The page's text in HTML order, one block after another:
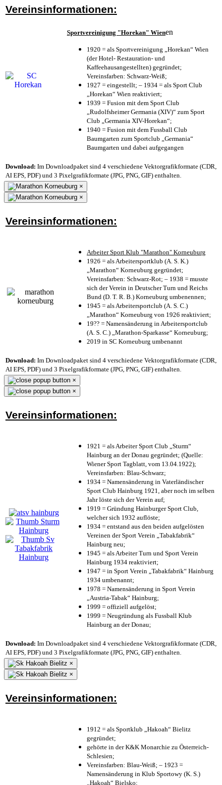
Vereinsinformationen:
Sportvereinigung "Horekan" Wienen
1920 = als Sportvereinigung „Horekan“ Wien
(der Hotel- Restauration- und
Kaffeehausangestellten) gegründet;
Vereinsfarben: Schwarz-Weiß;
1927 = eingestellt; – 1934 = als Sport Club
„Horekan“ Wien reaktiviert;
1939 = Fusion mit dem Sport Club
„Rudolfsheimer Germania (XIV)“ zum Sport
Club „Germania XIV-Horekan“;
1940 = Fusion mit dem Fussball Club
Baumgarten zum Sportclub „Germania“
Baumgarten und dabei aufgegangen
Download: Im Downloadpaket sind 4 verschiedene Vektorgrafikformate (CDR,
AI EPS, PDF) und 3 Pixelgrafikformate (JPG, PNG, GIF) enthalten.
×
×
Vereinsinformationen:
Arbeiter Sport Klub "Marathon" Korneuburg
1926 = als Arbeitersportklub (A. S. K.)
„Marathon“ Korneuburg gegründet;
Vereinsfarben: Schwarz-Rot; – 1938 = musste
sich der Verein in Deutscher Turn und Reichs
Bund (D. T. R. B.) Korneuburg umbenennen;
1945 = als Arbeitersportclub (A. S. C.)
„Marathon“ Korneuburg von 1926 reaktiviert;
19?? = Namensänderung in Arbeitersportclub
(A. S. C.) „Marathon-Sparkasse“ Korneuburg;
2019 in SC Korneuburg umbenannt
Download: Im Downloadpaket sind 4 verschiedene Vektorgrafikformate (CDR,
AI EPS, PDF) und 3 Pixelgrafikformate (JPG, PNG, GIF) enthalten.
×
×
Vereinsinformationen:
1921 = als Arbeiter Sport Club „Sturm“
Hainburg an der Donau gegründet; (Quelle:
Wiener Sport Tagblatt, vom 13.04.1922);
Vereinsfarben: Blau-Schwarz;
1934 = Namensänderung in Vaterländischer
Sport Club Hainburg 1921, aber noch im selben
Jahr löste sich der Verein auf;
1919 = Gründung Hainburger Sport Club,
welcher sich 1932 auflöste;
1934 = entstand aus den beiden aufgelösten
Vereinen der Sport Verein „Tabakfabrik“
Hainburg neu;
1945 = als Arbeiter Turn und Sport Verein
Hainburg 1934 reaktiviert;
1947 = in Sport Verein „Tabakfabrik“ Hainburg
1934 umbenannt;
1978 = Namensänderung in Sport Verein
„Austria-Tabak“ Hainburg;
1999 = offiziell aufgelöst;
1999 = Neugründung als Fussball Klub
Hainburg an der Donau;
Download: Im Downloadpaket sind 4 verschiedene Vektorgrafikformate (CDR,
AI EPS, PDF) und 3 Pixelgrafikformate (JPG, PNG, GIF) enthalten.
×
×
Vereinsinformationen:
1912 = als Sportklub „Hakoah“ Bielitz
gegründet;
gehörte in der K&K Monarchie zu Österreich-
Schlesien;
Vereinsfarben: Blau-Weiß; – 1923 =
Namensänderung in Klub Sportowy (K. S.)
„Hakoah“ Bielsko;